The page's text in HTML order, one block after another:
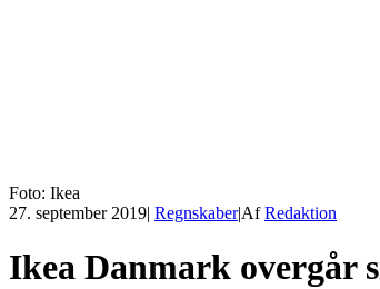
Foto: Ikea
27. september 2019| Regnskaber|AfRedaktion
Ikea Danmark overgår